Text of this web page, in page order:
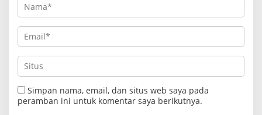
Simpan nama, email, dan situs web saya pada
peramban ini untuk komentar saya berikutnya.